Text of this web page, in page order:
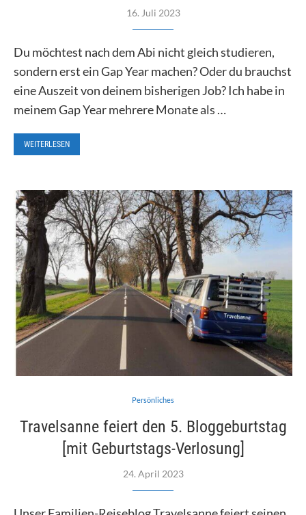
16. Juli 2023
Du möchtest nach dem Abi nicht gleich studieren,
sondern erst ein Gap Year machen? Oder du brauchst
eine Auszeit von deinem bisherigen Job? Ich habe in
meinem Gap Year mehrere Monate als …
WEITERLESEN
Persönliches
Travelsanne feiert den 5. Bloggeburtstag
[mit Geburtstags-Verlosung]
24. April 2023